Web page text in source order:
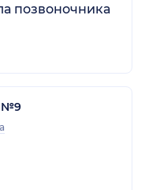
позвоночника
№9